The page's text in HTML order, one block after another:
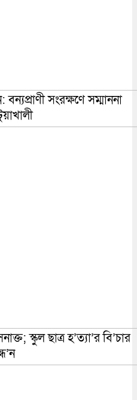
সংরক্ষণে সম্মাননা
স্কুল ছাত্র হ’ত্যা’র বি’চার